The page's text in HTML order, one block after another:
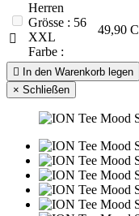

Herren
Grösse : 56
XXL
Farbe :
49,90

In den Warenkorb legen
× Schließen